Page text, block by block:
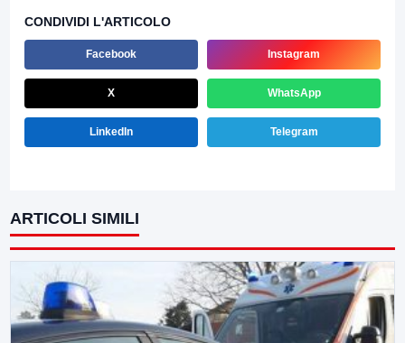
CONDIVIDI L'ARTICOLO
Facebook Instagram
X WhatsApp
LinkedIn Telegram
ARTICOLI SIMILI